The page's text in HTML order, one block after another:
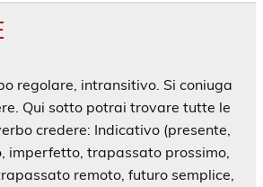
regolare, intransitivo. Si coniuga
Qui sotto potrai trovare tutte le
credere: Indicativo (presente,
imperfetto, trapassato prossimo,
remoto, futuro semplice,